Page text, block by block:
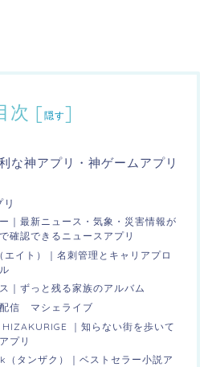
次 [ 隠す]
な神アプリ・神ゲームアプリ
｜最新ニュース・気象・災害情報が
確認できるニュースアプリ
エイト）｜名刺管理とキャリアプロ
｜ずっと残る家族のアルバム
信 マシェライブ
HIZAKURIGE ｜知らない街を歩いて
プリ
（タンザク）｜ベストセラー小説ア